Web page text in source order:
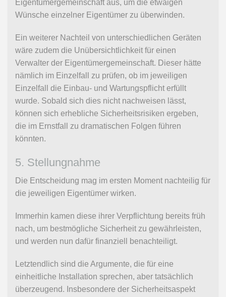
Eigentümergemeinschaft aus, um die etwaigen
Wünsche einzelner Eigentümer zu überwinden.
Ein weiterer Nachteil von unterschiedlichen Geräten
wäre zudem die Unübersichtlichkeit für einen
Verwalter der Eigentümergemeinschaft. Dieser hätte
nämlich im Einzelfall zu prüfen, ob im jeweiligen
Einzelfall die Einbau- und Wartungspflicht erfüllt
wurde. Sobald sich dies nicht nachweisen lässt,
können sich erhebliche Sicherheitsrisiken ergeben,
die im Ernstfall zu dramatischen Folgen führen
könnten.
5. Stellungnahme
Die Entscheidung mag im ersten Moment nachteilig für
die jeweiligen Eigentümer wirken.
Immerhin kamen diese ihrer Verpflichtung bereits früh
nach, um bestmögliche Sicherheit zu gewährleisten,
und werden nun dafür finanziell benachteiligt.
Letztendlich sind die Argumente, die für eine
einheitliche Installation sprechen, aber tatsächlich
überzeugend. Insbesondere der Sicherheitsaspekt